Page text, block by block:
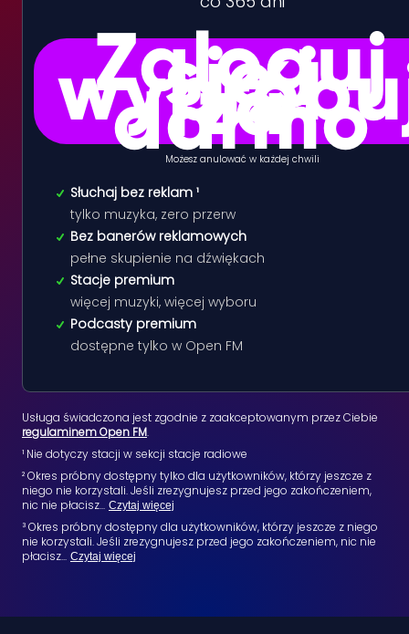
Zaloguj
się i
za
darmo
Możesz anulować w każdej chwili
Słuchaj bez reklam ¹
tylko muzyka, zero przerw
Bez banerów reklamowych
pełne skupienie na dźwiękach
Stacje premium
więcej muzyki, więcej wyboru
Podcasty premium
dostępne tylko w Open FM
Usługa świadczona jest zgodnie z zaakceptowanym przez Ciebie
regulaminem Open FM.
¹ Nie dotyczy stacji w sekcji stacje radiowe
² Okres próbny dostępny tylko dla użytkowników, którzy jeszcze z
niego nie korzystali. Jeśli zrezygnujesz przed jego zakończeniem,
nic nie płacisz... Czytaj więcej
³ Okres próbny dostępny dla użytkowników, którzy jeszcze z niego
nie korzystali. Jeśli zrezygnujesz przed jego zakończeniem, nic nie
płacisz... Czytaj więcej